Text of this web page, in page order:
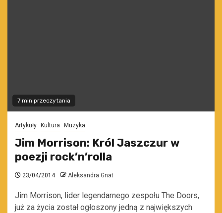
7 min przeczytania
Artykuły Kultura Muzyka
Jim Morrison: Król Jaszczur w
poezji rock’n’rolla
23/04/2014 Aleksandra Gnat
Jim Morrison, lider legendarnego zespołu The Doors,
już za życia został ogłoszony jedną z największych